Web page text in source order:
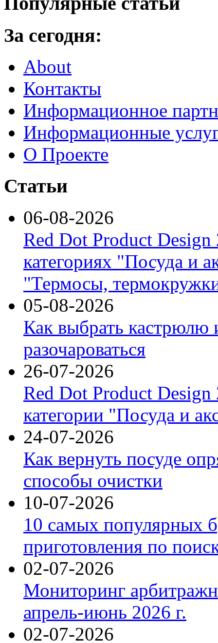
За сегодня:
About
Контакты
Информационное
Информационные
О Проекте
Статьи
06-08-2026
Red Dot Product Design
категориях "Посуда и
"Термосы,
05-08-2026
Как выбрать кастрюлю
разочароваться
26-07-2026
Red Dot Product Design
категории "Посуда и
24-07-2026
Как вернуть посуде
способы очистки
10-07-2026
10 самых популярных
приготовления по
02-07-2026
Мониторинг
апрель-июнь 2026 г.
02-07-2026